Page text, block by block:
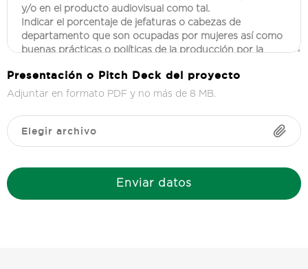
Presentación o Pitch Deck del proyecto
Adjuntar en formato PDF y no más de 8 MB.
Elegir archivo
Enviar datos